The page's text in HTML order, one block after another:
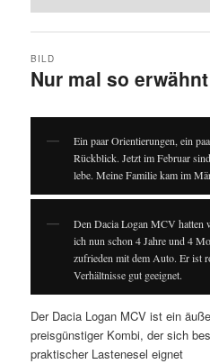
Nur mal so erwähnt
BILD
Ein paar Orientierungen, ein
Rückblick. Jetzt im Februar
lebe. Meine Familie kam im
Den Dacia Logan MCV hatten
ich nun schon 4 Jahre und 4
zufrieden mit dem Auto. Er ist
Verhältnisse gut geeignet.
Der Dacia Logan MCV ist ein
preisgünstiger Kombi, der sich
praktischer Lastenesel eignet